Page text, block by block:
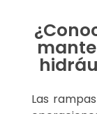
Las